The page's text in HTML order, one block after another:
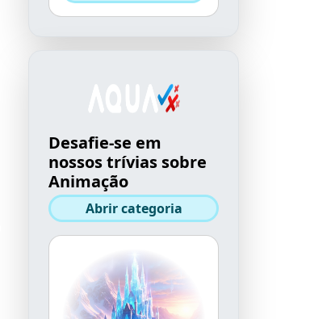
Desafie-se em
nossos trívias sobre
Animação
Abrir categoria